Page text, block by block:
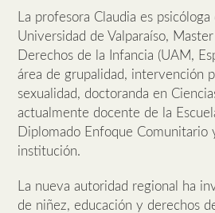
La profesora Claudia es
Universidad de Valparaíso,
Derechos de la Infancia (UAM,
área de grupalidad, intervención
sexualidad, doctoranda en
actualmente docente de la
Diplomado Enfoque Comunitario
institución.
La nueva autoridad regional ha
de niñez, educación y derechos